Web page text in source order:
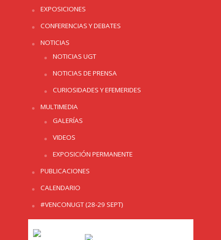
EXPOSICIONES
CONFERENCIAS Y DEBATES
NOTICIAS
NOTICIAS UGT
NOTICIAS DE PRENSA
CURIOSIDADES Y EFEMERIDES
MULTIMEDIA
GALERÍAS
VIDEOS
EXPOSICIÓN PERMANENTE
PUBLICACIONES
CALENDARIO
#VENCONUGT (28-29 SEPT)